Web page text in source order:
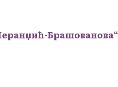
Брашованова“